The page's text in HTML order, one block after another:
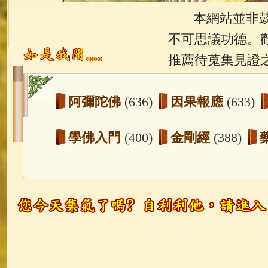
本網站並非鼓
不可思議功德。
推薦待蒐集見證
阿彌陀佛 (636) 因果報應 (633)
學佛入門 (400) 金剛經 (388)
玉曆寶鈔(236) 地藏經(225)
觀世音菩薩 (147) 聖救度佛母(